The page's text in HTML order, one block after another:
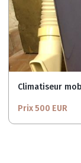
Climatiseur
Prix 500 EUR